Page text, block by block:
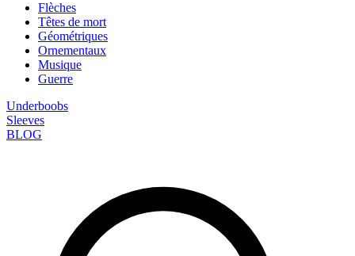
Flèches
Têtes de mort
Géométriques
Ornementaux
Musique
Guerre
Underboobs
Sleeves
BLOG